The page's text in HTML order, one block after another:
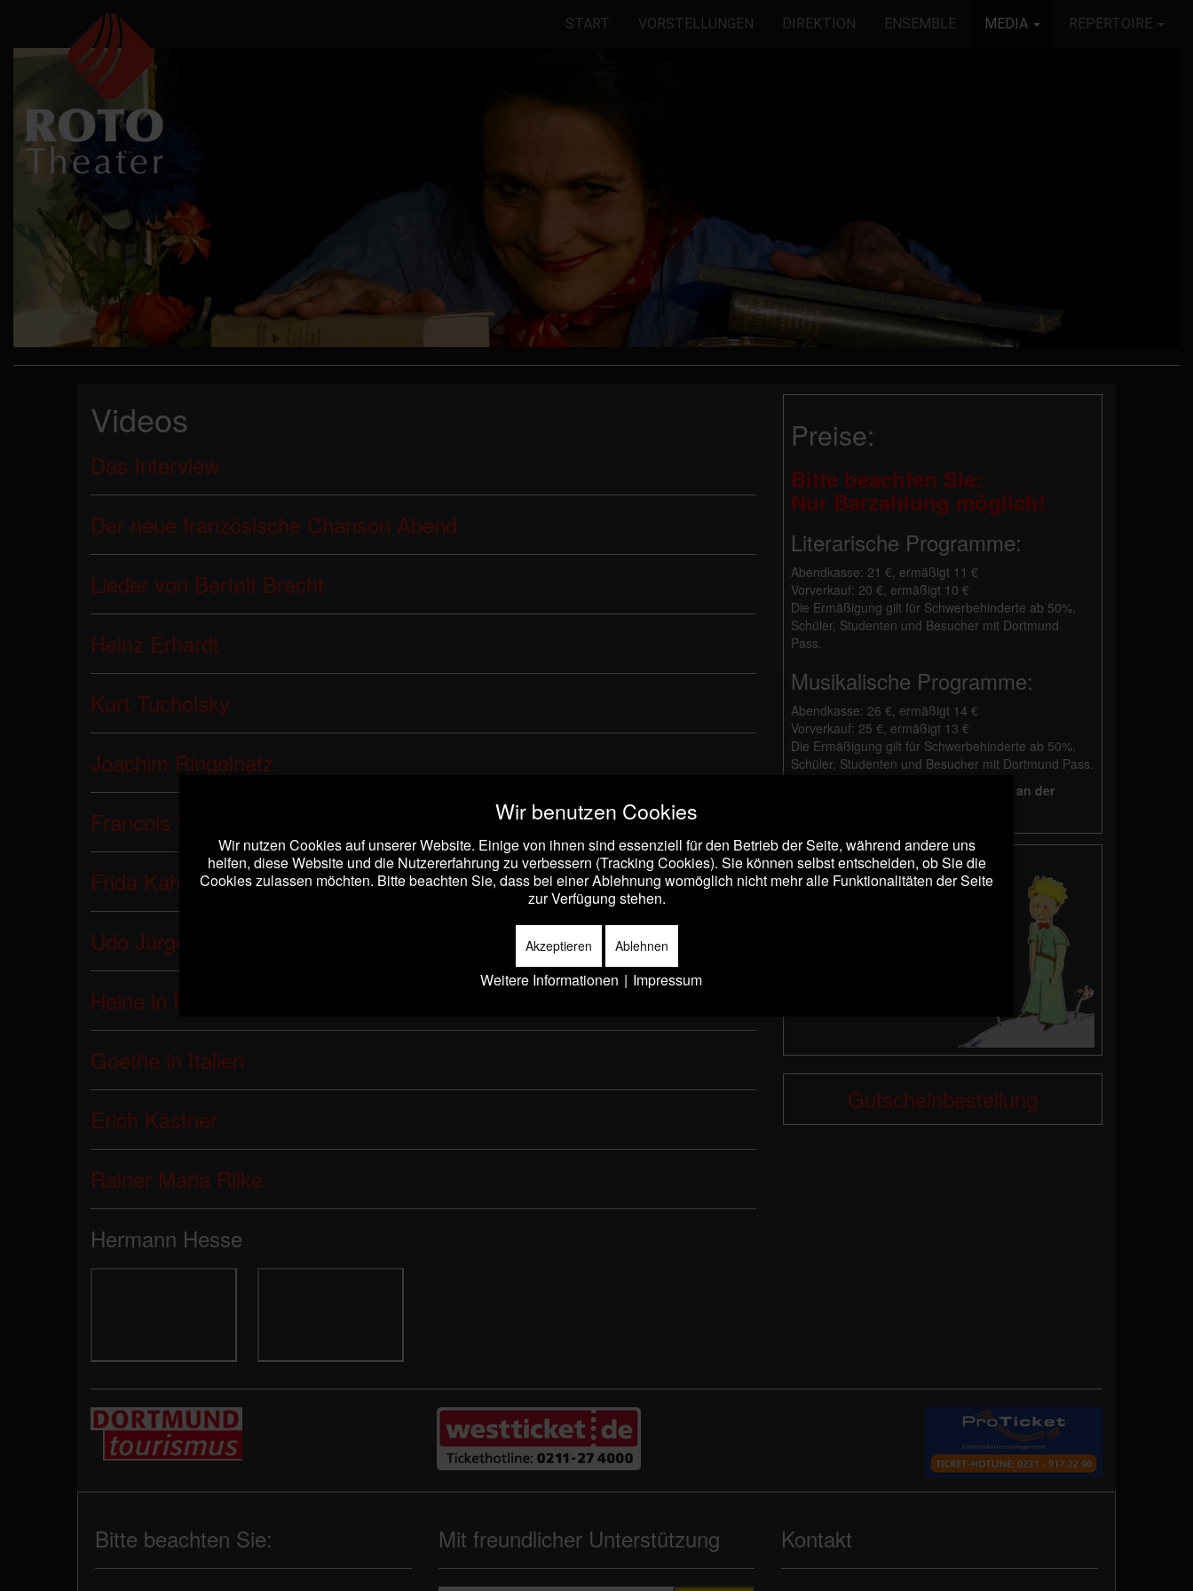
START VORSTELLUNGEN DIREKTION ENSEMBLE MEDIA REPERTOIRE
Videos
Das Interview
Der neue französische Chanson Abend
Lieder von Bertolt Brecht
Heinz Erhardt
Kurt Tucholsky
Joachim Ringelnatz
Francois Villon
Frida Kahlo
Udo Jürgens
Heine in Paris
Goethe in Italien
Erich Kästner
Rainer Maria Rilke
Hermann Hesse
Preise:
Bitte beachten Sie:
Nur Barzahlung möglich!
Literarische Programme:
Abendkasse: 21 €, ermäßigt 11 €
Vorverkauf: 20 €, ermäßigt 10 €
Die Ermäßigung gilt für Schwerbehinderte ab 50%,
Schüler, Studenten und Besucher mit Dortmund
Pass.
Musikalische Programme:
Abendkasse: 26 €, ermäßigt 14 €
Vorverkauf: 25 €, ermäßigt 13 €
Die Ermäßigung gilt für Schwerbehinderte ab 50%,
Schüler, Studenten und Besucher mit Dortmund Pass.
Bei Vorverkauf erfolgt die Bezahlung an der
Video:
Barbara Kleyboldt liest:
Gutscheinbestellung
Bitte beachten Sie: Mit freundlicher Unterstützung Kontakt
Wir benutzen Cookies
Wir nutzen Cookies auf unserer Website. Einige von ihnen sind essenziell für den Betrieb der Seite, während andere uns
helfen, diese Website und die Nutzererfahrung zu verbessern (Tracking Cookies). Sie können selbst entscheiden, ob Sie die
Cookies zulassen möchten. Bitte beachten Sie, dass bei einer Ablehnung womöglich nicht mehr alle Funktionalitäten der Seite
zur Verfügung stehen.
Akzeptieren Ablehnen
Weitere Informationen | Impressum